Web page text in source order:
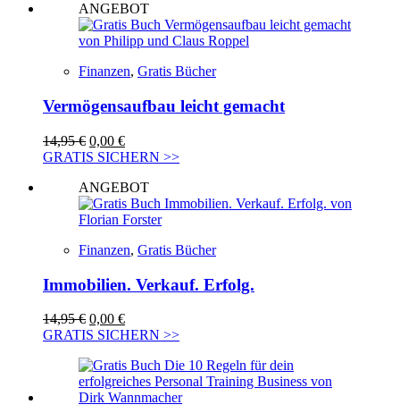
14,95 €0,00 €.
ANGEBOT
Finanzen, Gratis Bücher
Vermögensaufbau leicht gemacht
14,95€ Ursprünglicher
Preis
14,95 €
0,00 €Aktueller
Preis
0,00 €.
GRATIS SICHERN >>
ANGEBOT
Finanzen, Gratis Bücher
Immobilien. Verkauf. Erfolg.
14,95€ Ursprünglicher
Preis
14,95 €
0,00 €Aktueller
Preis
0,00 €.
GRATIS SICHERN >>